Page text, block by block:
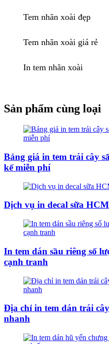
Tem nhãn xoài đẹp
Tem nhãn xoài giá rẻ
In tem nhãn xoài
Sản phẩm cùng loại
Bảng giá in tem trái cây
kế miễn phí
Dịch vụ in decal sữa
In tem dán sầu riêng số
cạnh tranh
Địa chỉ in tem dán trái
nhanh